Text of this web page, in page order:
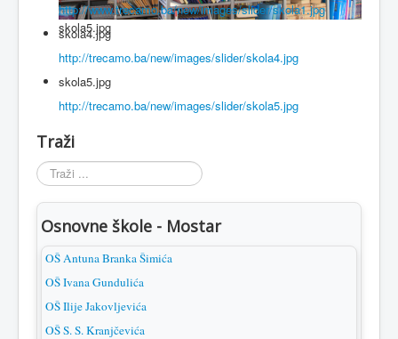
skola5.jpg
http://www.trecamo.ba/new/images/slider/skola1.jpg
skola4.jpg
http://trecamo.ba/new/images/slider/skola4.jpg
skola5.jpg
http://trecamo.ba/new/images/slider/skola5.jpg
Traži
Traži
...
Osnovne škole - Mostar
OŠ Antuna Branka Šimića
OŠ Ivana Gundulića
OŠ Ilije Jakovljevića
OŠ S. S. Kranjčevića